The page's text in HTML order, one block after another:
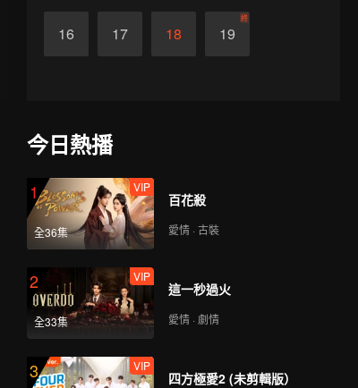
16 17 18 19
終
今日熱播
1
全36集
VIP
百花殺
愛情 · 古裝
2
全33集
VIP
這一秒過火
愛情 · 劇情
3 VIP
四方極愛2 (未剪輯版）